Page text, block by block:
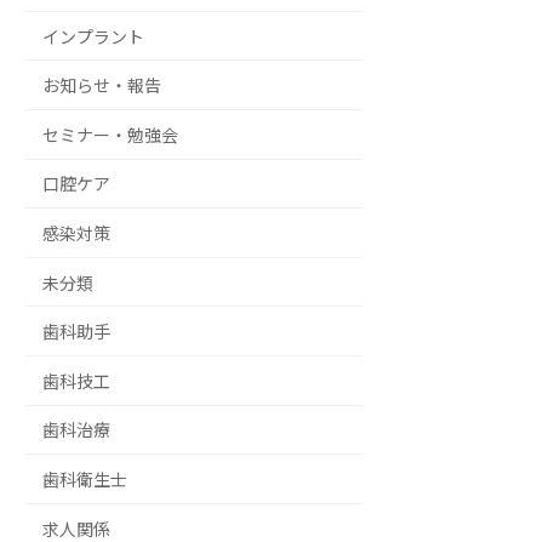
インプラント
お知らせ・報告
セミナー・勉強会
口腔ケア
感染対策
未分類
歯科助手
歯科技工
歯科治療
歯科衛生士
求人関係